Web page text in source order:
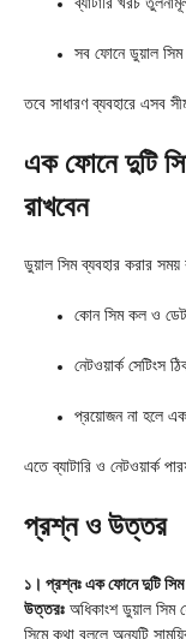
ব্যাটারি খরচ
সব ফোনে ডুয়াল সিম
তবে সাধারণ ব্যবহারে এসব
এক ফোনে দুটি
রাখবেন
ডুয়াল সিম ব্যবহার করার
কোন সিম কল ও
নেটওয়ার্ক সেটিংস
প্রয়োজন না হলে
এতে ব্যাটারি ও নেটওয়ার্ক
প্রশ্ন ও উত্তর
১। প্রশ্নঃ এক ফোনে দুটি
উত্তরঃ অধিকাংশ ডুয়াল সিম
সিমে কথা বললে অন্যটি